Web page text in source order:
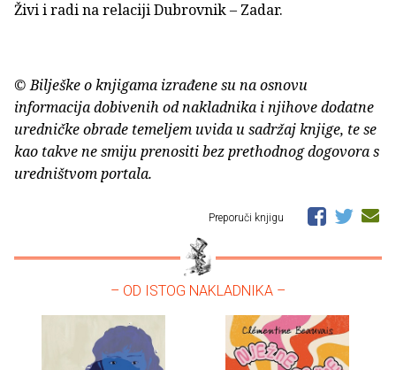
Živi i radi na relaciji Dubrovnik – Zadar.
© Bilješke o knjigama izrađene su na osnovu
informacija dobivenih od nakladnika i njihove dodatne
uredničke obrade temeljem uvida u sadržaj knjige, te se
kao takve ne smiju prenositi bez prethodnog dogovora s
uredništvom portala.
Preporuči knjigu
– OD ISTOG NAKLADNIKA –